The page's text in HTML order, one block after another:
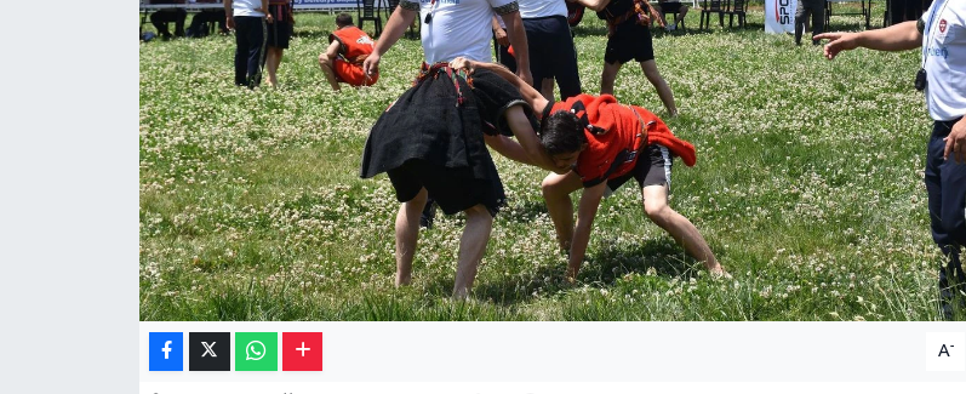
A-
Resmi İlanlar
Sinemalar
Siyaset
Teknoloji